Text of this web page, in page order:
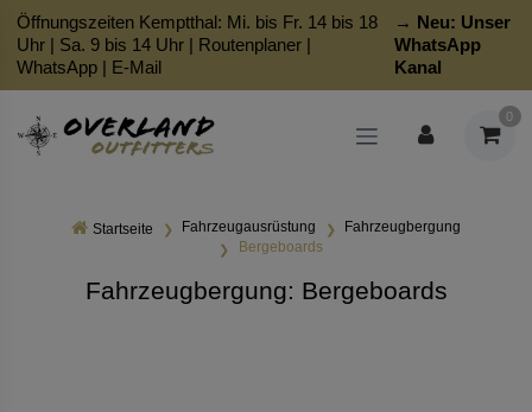
Öffnungszeiten Kemptthal: Mi. bis Fr. 14 bis 18
Uhr | Sa. 9 bis 14 Uhr | Routenplaner |
WhatsApp | E-Mail
→ Neu: Unser
WhatsApp
Kanal
0
Startseite Fahrzeugausrüstung
Fahrzeugbergung
Bergeboards
Fahrzeugbergung: Bergeboards